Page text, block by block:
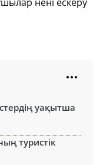
уақытша
туристік